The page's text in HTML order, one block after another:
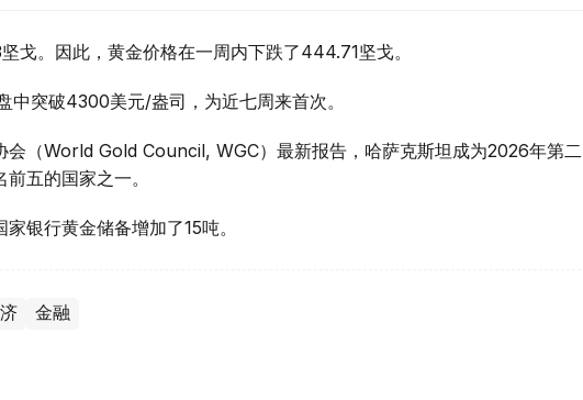
戈。因此，黄金价格在一周内下跌了444.71坚戈。
中突破4300美元/盎司，为近七周来首次。
会（World Gold Council, WGC）最新报告，哈萨克斯坦成为2026年第二
五的国家之一。
银行黄金储备增加了15吨。
金融